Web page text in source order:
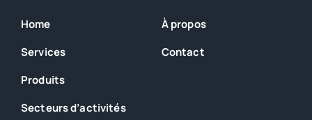
Home
Services
Produits
Secteursd’activités
À propos
Contact